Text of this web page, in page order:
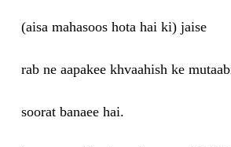
(aisa mahasoos hota hai ki) jaise
rab ne aapakee khvaahish ke
soorat banaee hai.